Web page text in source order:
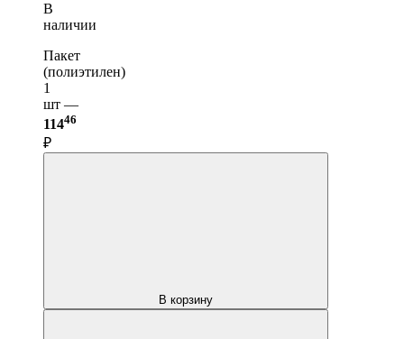
В
наличии
Пакет
(полиэтилен)
1
шт —
11446
₽
В корзину